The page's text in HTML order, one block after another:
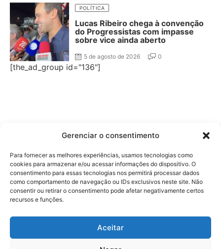
Gerenciar o consentimento
Para fornecer as melhores experiências, usamos tecnologias como
cookies para armazenar e/ou acessar informações do dispositivo. O
consentimento para essas tecnologias nos permitirá processar dados
como comportamento de navegação ou IDs exclusivos neste site. Não
consentir ou retirar o consentimento pode afetar negativamente certos
recursos e funções.
Aceitar
POLÍTICA
Lucas Ribeiro chega à convenção
do Progressistas com impasse
sobre vice ainda aberto
5 de agosto de 2026 0
[the_ad_group id="136"]